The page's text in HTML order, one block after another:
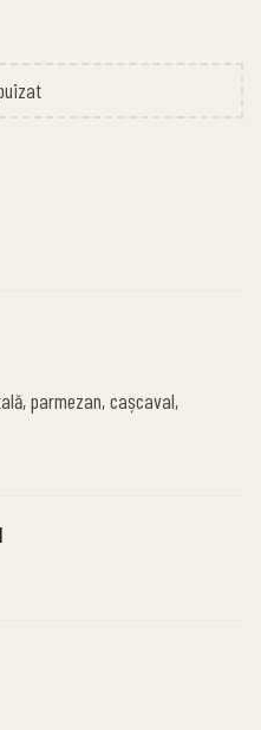
parmezan, cașcaval,